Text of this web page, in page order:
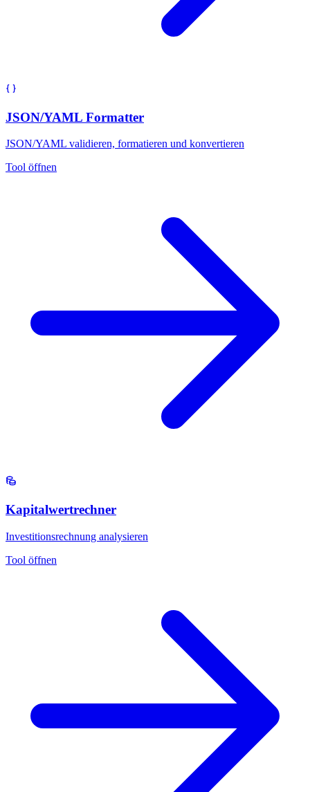
JSON/YAML Formatter
JSON/YAML validieren, formatieren und konvertieren
Tool öffnen
Kapitalwertrechner
Investitionsrechnung analysieren
Tool öffnen